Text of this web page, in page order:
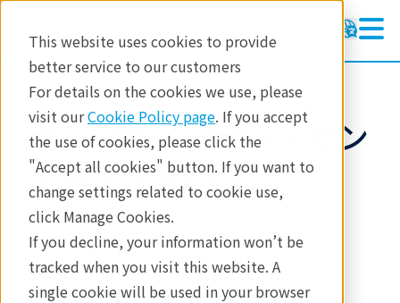
This website uses cookies to provide
better service to our customers
For details on the cookies we use, please
visit ourCookie Policy page. If you accept
the use of cookies, please click the
"Accept all cookies" button. If you want to
change settings related to cookie use,
click Manage Cookies.
If you decline, your information won’t be
tracked when you visit this website. A
single cookie will be used in your browser
製品 熱分析 アクセサリー
サンプルシーラー・サン
プルクリンパー
マルチプレス